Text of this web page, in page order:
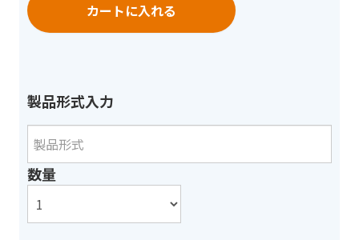
カートに入れる
製品形式入力
数量